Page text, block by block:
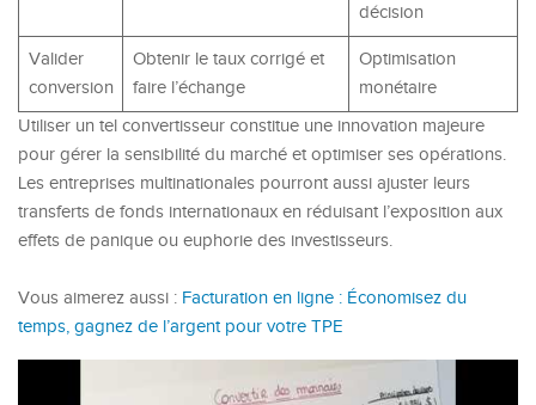
décision
Valider
conversion
Obtenir le taux corrigé et
faire l’échange
Optimisation
monétaire
Utiliser un tel convertisseur constitue une innovation majeure
pour gérer la sensibilité du marché et optimiser ses opérations.
Les entreprises multinationales pourront aussi ajuster leurs
transferts de fonds internationaux en réduisant l’exposition aux
effets de panique ou euphorie des investisseurs.
Vous aimerez aussi : Facturation en ligne : Économisez du
temps, gagnez de l’argent pour votre TPE